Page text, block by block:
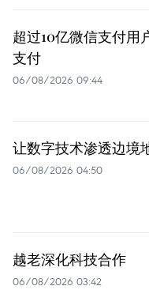
超过10亿微信支付用
支付
06/08/2026 09:44
让数字技术渗透边境
06/08/2026 04:50
越老深化科技合作
06/08/2026 03:42